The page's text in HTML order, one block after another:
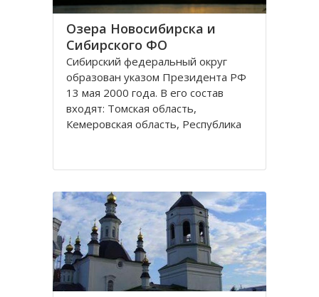
Озера Новосибирска и
Сибирского ФО
Сибирский федеральный округ
образован указом Президента РФ
13 мая 2000 года. В его состав
входят: Томская область,
Кемеровская область, Республика
область, Республика Бурятия,
Тува, Омская область, Республика
Алтай